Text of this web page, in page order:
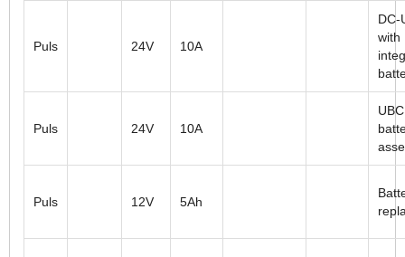
Puls 24V 10A
DC-
with
Puls 24V 10A
Puls 12V 5Ah